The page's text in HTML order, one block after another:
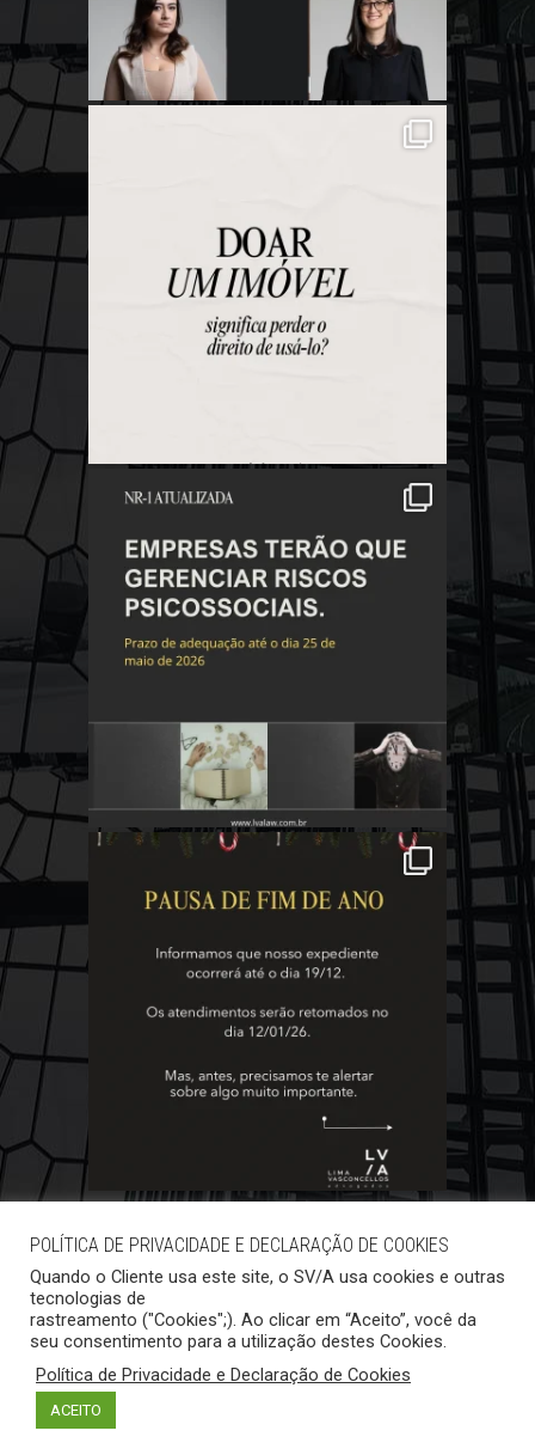
LinkedIn
POLÍTICA DE PRIVACIDADE E DECLARAÇÃO DE COOKIES
Quando o Cliente usa este site, o SV/A usa cookies e outras
tecnologias de
rastreamento ("Cookies";). Ao clicar em “Aceito”, você da
seu consentimento para a utilização destes Cookies.
Política de Privacidade e Declaração de Cookies
ACEITO